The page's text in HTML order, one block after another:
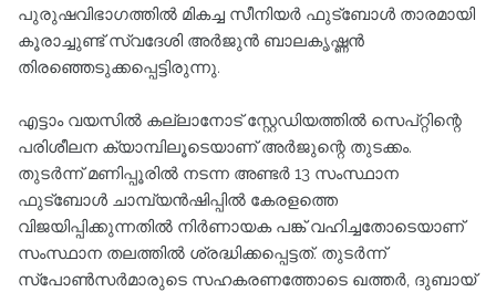
പുരുഷവിഭാഗത്തിൽ മികച്ച സീനിയർ ഫുട്‌ബോൾ താരമായി
കൂരാച്ചുണ്ട് സ്വദേശി അർജുൻ ബാലകൃഷ്ണൻ
തിരഞ്ഞെടുക്കപ്പെട്ടിരുന്നു.
എട്ടാം വയസിൽ കല്ലാനോട്‌ സ്റ്റേഡിയത്തിൽ സെപ്റ്റിന്റെ
പരിശീലന ക്യാമ്പിലൂടെയാണ് അർജുന്റെ തുടക്കം.
തുടർന്ന് മണിപ്പൂരിൽ നടന്ന അണ്ടർ 13 സംസ്ഥാന
ഫുട്‌ബോൾ ചാമ്പ്യൻഷിപ്പിൽ കേരളത്തെ
വിജയിപ്പിക്കുന്നതിൽ നിർണായക പങ്ക് വഹിച്ചതോടെയാണ്
സംസ്ഥാന തലത്തിൽ ശ്രദ്ധിക്കപ്പെട്ടത്. തുടർന്ന്
സ്പോൺസർമാരുടെ സഹകരണത്തോടെ ഖത്തർ, ദുബായ്